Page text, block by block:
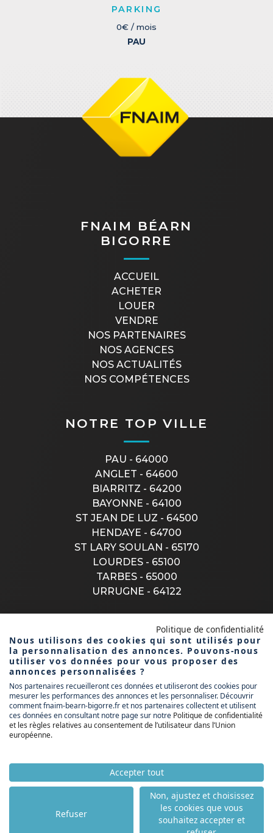
PARKING
0€ / mois
PAU
FNAIM BÉARN
BIGORRE
ACCUEIL
ACHETER
LOUER
VENDRE
NOS PARTENAIRES
NOS AGENCES
NOS ACTUALITÉS
NOS COMPÉTENCES
NOTRE TOP VILLE
PAU - 64000
ANGLET - 64600
BIARRITZ - 64200
BAYONNE - 64100
ST JEAN DE LUZ - 64500
HENDAYE - 64700
ST LARY SOULAN - 65170
LOURDES - 65100
TARBES - 65000
URRUGNE - 64122
CONTACTEZ-NOUS
1 rue donzac
64100 bayonne
contact@fnaim6465.fr
&Célestine - Kodmaster
Politique de confidentialité
Nous utilisons des cookies qui sont utilisés pour
la personnalisation des annonces. Pouvons-nous
utiliser vos données pour vous proposer des
annonces personnalisées ?
Nos partenaires recueilleront ces données et utiliseront des cookies pour
mesurer les performances des annonces et les personnaliser. Découvrir
comment fnaim-bearn-bigorre.fr et nos partenaires collectent et utilisent
ces données en consultant notre page sur notre Politique de confidentialité
et les règles relatives au consentement de l’utilisateur dans l’Union
européenne.
Accepter tout
Refuser
Non, ajustez et choisissez
les cookies que vous
souhaitez accepter et